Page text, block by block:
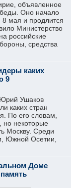
объявленное
Оно начало
8 мая и продлится
Министерство
российские
средства
каких
9
Ушаков
каких стран
По его словам,
но некоторые
Москву. Среди
Южной Осетии,
Доме